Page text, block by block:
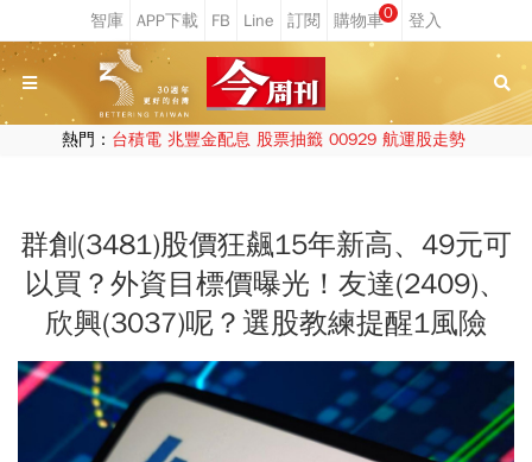
0
熱門： 台積電 兆豐金配息 股票抽籤 00929 航運股走勢
群創(3481)股價狂飆15年新高、49元可
以買？外資目標價曝光！友達(2409)、
欣興(3037)呢？選股教練提醒1風險